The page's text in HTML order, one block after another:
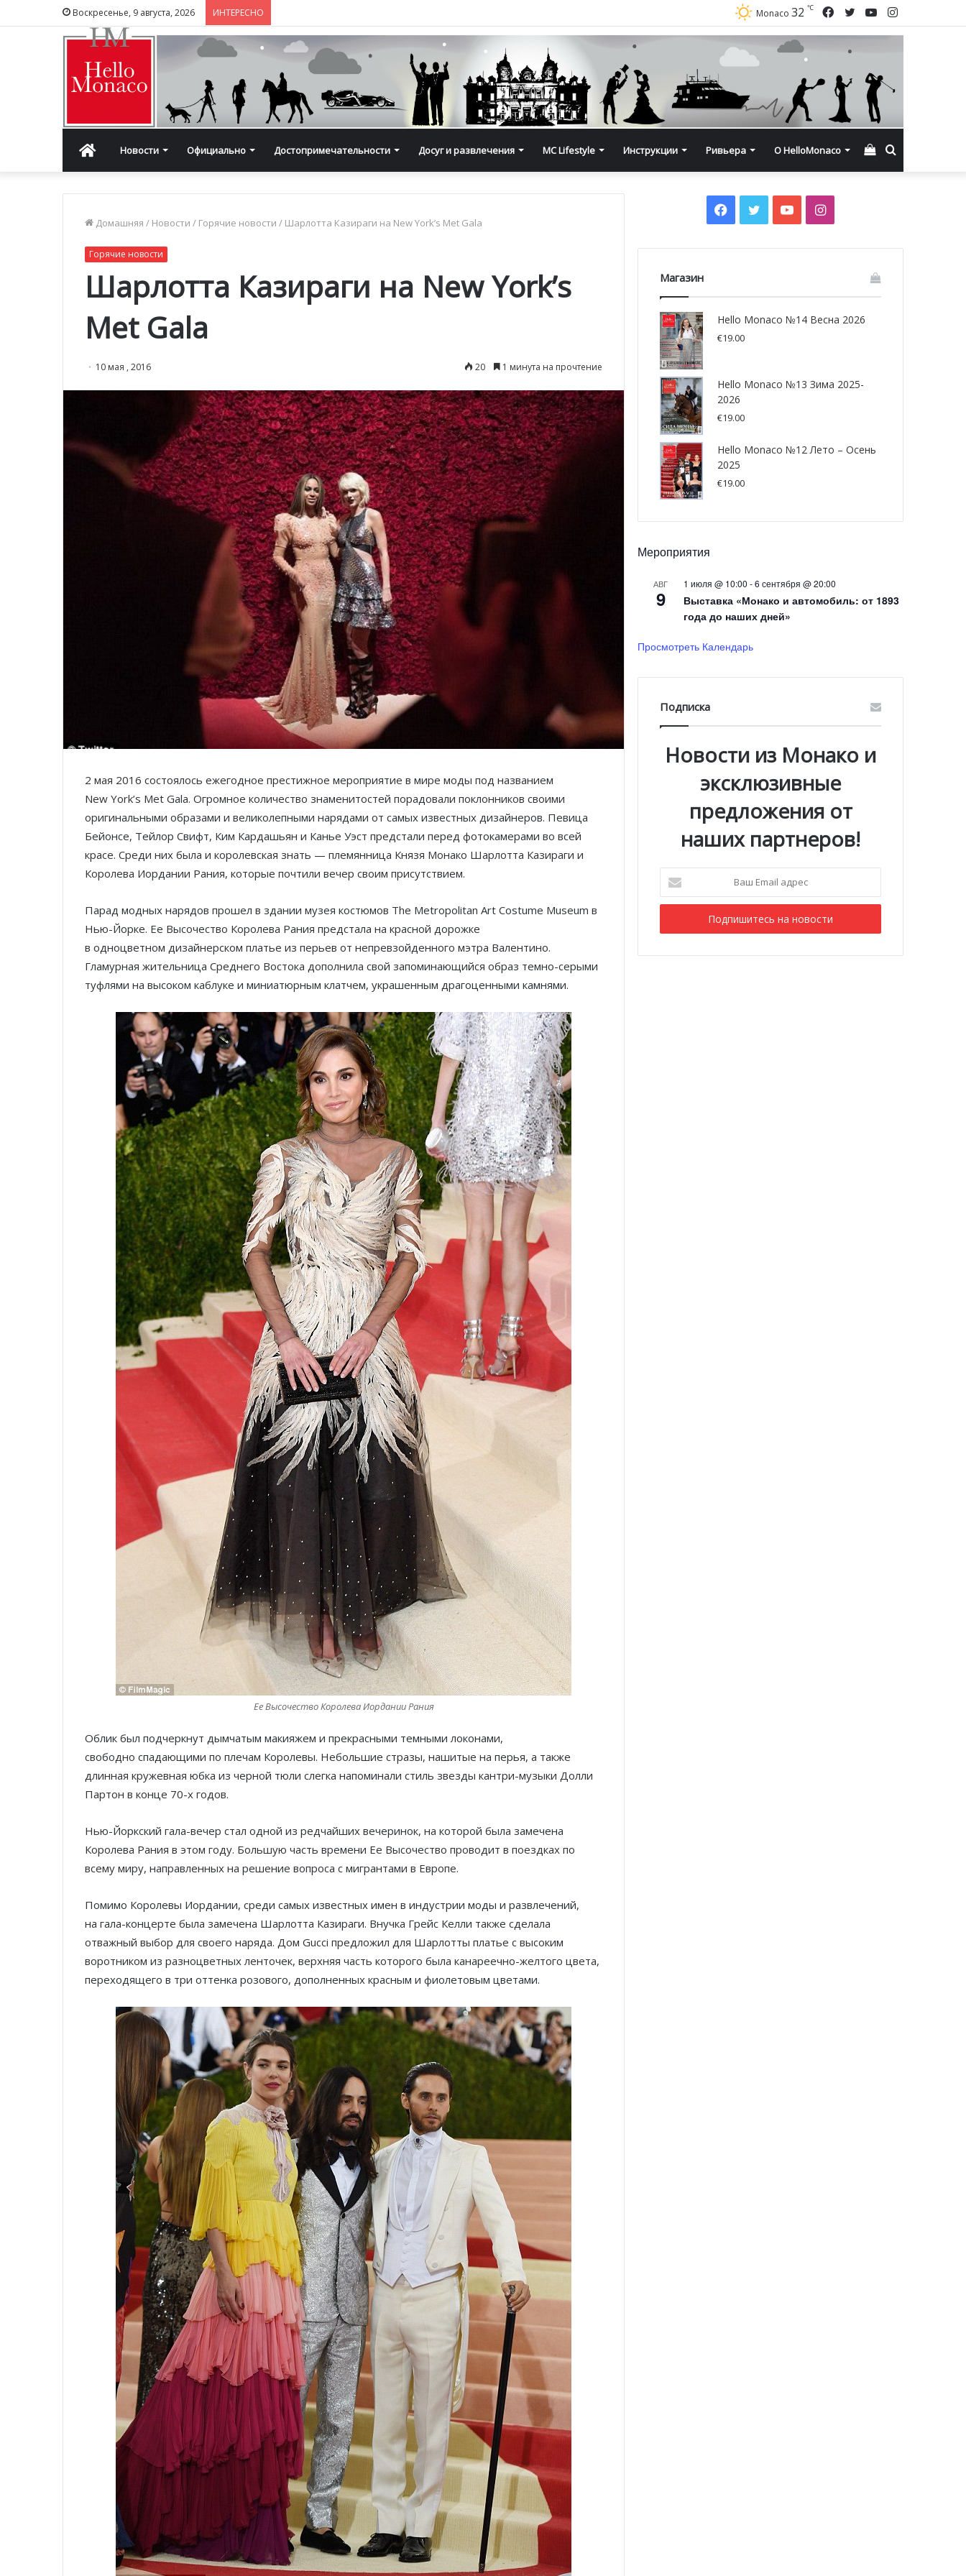
Воскресенье, 9 августа, 2026 ИНТЕРЕСНО Instagram
YouTube
Twitter
Facebook
Monaco 32 ℃
ГлавнаяНовости Официально Достопримечательности Досуг и развлечения MC Lifestyle Инструкции Ривьера О HelloMonaco Смотреть
Домашняя / Новости / Горячие новости / Шарлотта Казираги на New York’s Met Gala
Горячие новости
Шарлотта Казираги на New York’s
Met Gala
10 мая , 2016 20 1 минута на прочтение
2 мая 2016 состоялось ежегодное престижное мероприятие в мире моды под названием
New York’s Met Gala. Огромное количество знаменитостей порадовали поклонников своими
оригинальными образами и великолепными нарядами от самых известных дизайнеров. Певица
Бейонсе, Тейлор Свифт, Ким Кардашьян и Канье Уэст предстали перед фотокамерами во всей
красе. Среди них была и королевская знать — племянница Князя Монако Шарлотта Казираги и
Королева Иордании Рания, которые почтили вечер своим присутствием.
Парад модных нарядов прошел в здании музея костюмов The Metropolitan Art Costume Museum в
Нью-Йорке. Ее Высочество Королева Рания предстала на красной дорожке
в одноцветном дизайнерском платье из перьев от непревзойденного мэтра Валентино.
Гламурная жительница Среднего Востока дополнила свой запоминающийся образ темно-серыми
туфлями на высоком каблуке и миниатюрным клатчем, украшенным драгоценными камнями.
Ее Высочество Королева Иордании Рания
Облик был подчеркнут дымчатым макияжем и прекрасными темными локонами,
свободно спадающими по плечам Королевы. Небольшие стразы, нашитые на перья, а также
длинная кружевная юбка из черной тюли слегка напоминали стиль звезды кантри-музыки Долли
Партон в конце 70-х годов.
Нью-Йоркский гала-вечер стал одной из редчайших вечеринок, на которой была замечена
Королева Рания в этом году. Большую часть времени Ее Высочество проводит в поездках по
всему миру, направленных на решение вопроса с мигрантами в Европе.
Помимо Королевы Иордании, среди самых известных имен в индустрии моды и развлечений,
на гала-концерте была замечена Шарлотта Казираги. Внучка Грейс Келли также сделала
отважный выбор для своего наряда. Дом Gucci предложил для Шарлотты платье с высоким
воротником из разноцветных ленточек, верхняя часть которого была канареечно-желтого цвета,
переходящего в три оттенка розового, дополненных красным и фиолетовым цветами.
Благотворительный забег в Монако
помог детям на пяти континентах
Facebook
TwitterYouTubeInstagram
Магазин
Hello Monaco №14 Весна 2026
€19.00
Hello Monaco №13 Зима 2025-
2026
€19.00
Hello Monaco №12 Лето – Осень
2025
€19.00
Мероприятия
АВГ
9
1 июля @ 10:00 -6 сентября @ 20:00
Выставка «Монако и автомобиль: от 1893
года до наших дней»
Просмотреть Календарь
Подписка
Новости из Монако и
эксклюзивные
предложения от
наших партнеров!
Email
адрес